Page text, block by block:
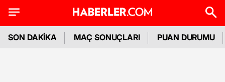
SON DAKİKA MAÇ SONUÇLARI PUAN DURUMU